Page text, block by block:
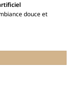
douce et